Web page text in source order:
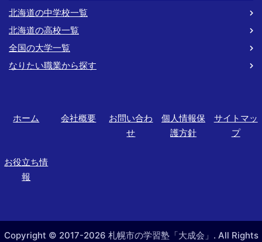
北海道の中学校一覧
北海道の高校一覧
全国の大学一覧
なりたい職業から探す
ホーム 会社概要
お問い合わ
せ
個人情報保
護方針
サイトマッ
プ
お役立ち情
報
Copyright © 2017-2026 札幌市の学習塾「大成会」. All Rights